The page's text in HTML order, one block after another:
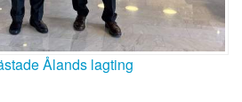
Ålands lagting